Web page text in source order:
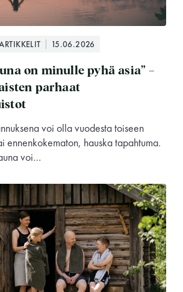
15.06.2026
on minulle pyhä asia” –
parhaat
voi olla vuodesta toiseen
ennenkokematon, hauska tapahtuma.
voi…